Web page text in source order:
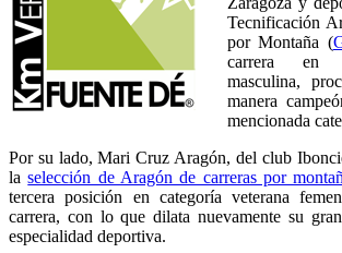
Tecnificación
por Montaña (
carrera en
masculina,
manera
mencionada
Por su lado, Mari Cruz Aragón, del club
laselección de Aragón de carreras por
tercera posición en categoría veterana
carrera, con lo que dilata nuevamente su
especialidad deportiva.